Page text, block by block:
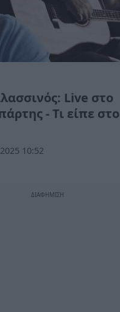
Live στο
- Τι είπε στο
10:52